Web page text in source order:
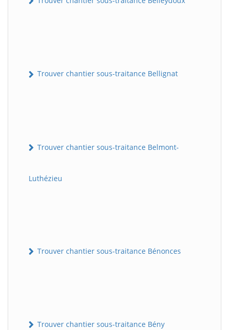
Trouver chantier sous-traitance Bellignat
Trouver chantier sous-traitance Belmont-
Luthézieu
Trouver chantier sous-traitance Bénonces
Trouver chantier sous-traitance Bény